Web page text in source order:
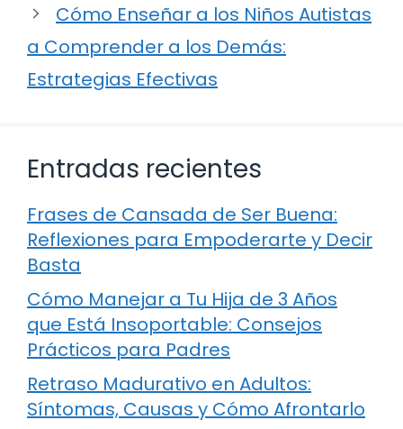
Cómo Enseñar a los Niños Autistas
a Comprender a los Demás:
Estrategias Efectivas
Entradas recientes
Frases de Cansada de Ser Buena:
Reflexiones para Empoderarte y Decir
Basta
Cómo Manejar a Tu Hija de 3 Años
que Está Insoportable: Consejos
Prácticos para Padres
Retraso Madurativo en Adultos:
Síntomas, Causas y Cómo Afrontarlo